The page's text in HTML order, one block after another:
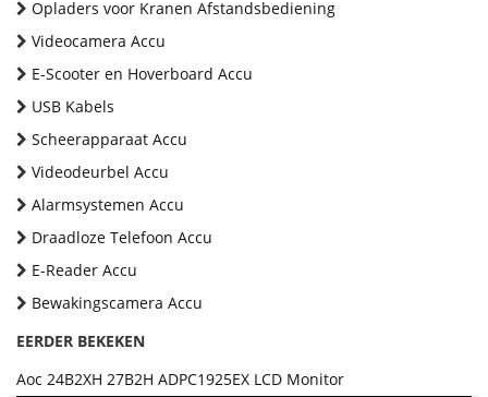
Opladers voor Kranen Afstandsbediening
Videocamera Accu
E-Scooter en Hoverboard Accu
USB Kabels
Scheerapparaat Accu
Videodeurbel Accu
Alarmsystemen Accu
Draadloze Telefoon Accu
E-Reader Accu
Bewakingscamera Accu
EERDER BEKEKEN
Aoc 24B2XH 27B2H ADPC1925EX LCD Monitor